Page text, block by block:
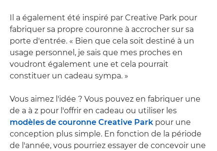
Il a également été inspiré par Creative Park pour
fabriquer sa propre couronne à accrocher sur sa
porte d'entrée. « Bien que cela soit destiné à un
usage personnel, je sais que mes proches en
voudront également une et cela pourrait
constituer un cadeau sympa. »
Vous aimez l'idée ? Vous pouvez en fabriquer une
de a à z pour l'offrir en cadeau ou utiliser les
modèles de couronne Creative Park pour une
conception plus simple. En fonction de la période
de l'année, vous pourriez essayer de concevoir une